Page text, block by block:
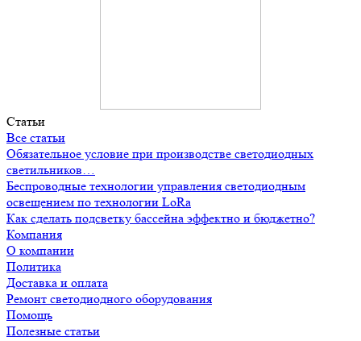
Статьи
Все статьи
Обязательное условие при производстве светодиодных
светильников…
Беспроводные технологии управления светодиодным
освещением по технологии LoRa
Как сделать подсветку бассейна эффектно и бюджетно?
Компания
О компании
Политика
Доставка и оплата
Ремонт светодиодного оборудования
Помощь
Полезные статьи